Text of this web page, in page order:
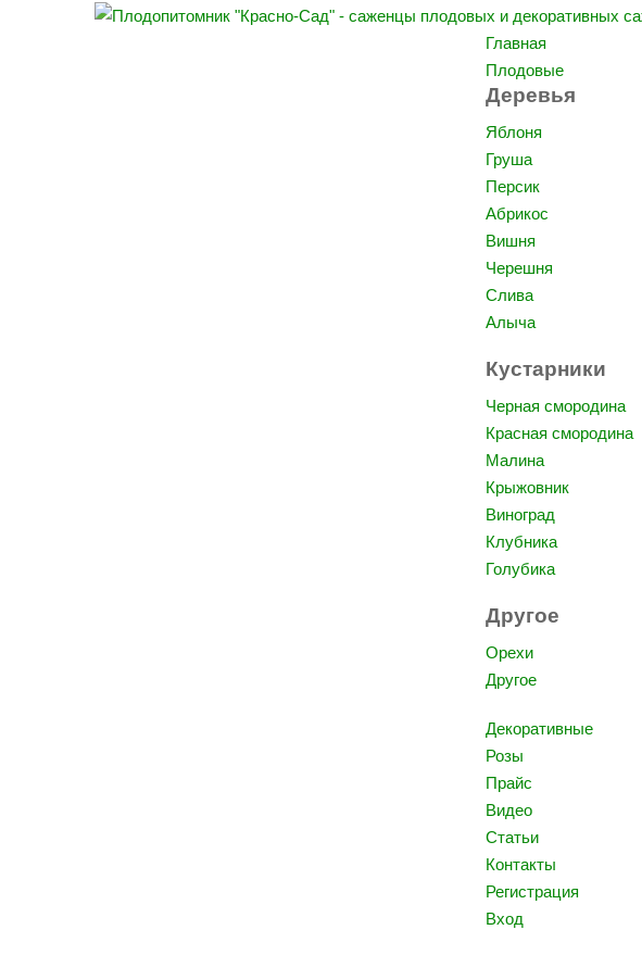
Главная
Плодовые
Деревья
Яблоня
Груша
Персик
Абрикос
Вишня
Черешня
Слива
Алыча
Кустарники
Черная смородина
Красная смородина
Малина
Крыжовник
Виноград
Клубника
Голубика
Другое
Орехи
Другое
Декоративные
Розы
Прайс
Видео
Статьи
Контакты
Регистрация
Вход